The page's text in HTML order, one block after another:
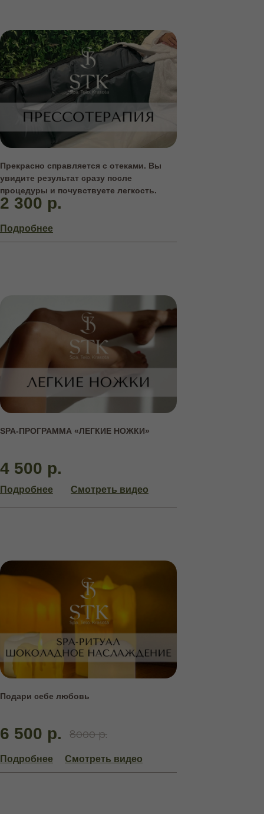
Прекрасно справляется с отеками. Вы
увидите результат сразу после
процедуры и почувствуете легкость.
2 300 р.
Подробнее
SPA-ПРОГРАММА «ЛЕГКИЕ НОЖКИ»
4 500 р.
Подробнее Смотреть видео
Подари себе любовь
6 500 р. 8000 р.
Подробнее Смотреть видео
АБОНЕМЕНТЫ